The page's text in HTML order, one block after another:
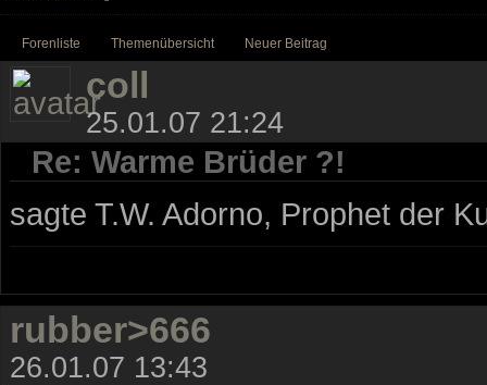
Forenliste Themenübersicht Neuer Beitrag
coll
25.01.07 21:24
Re: Warme Brüder ?!
sagte T.W. Adorno, Prophet der
rubber>666
26.01.07 13:43